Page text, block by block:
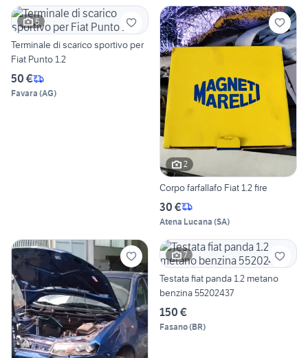
5
Terminale di scarico sportivo per
Fiat Punto 1.2
50 €
Favara (AG)
2
Corpo farfallafo Fiat 1.2 fire
30 €
Atena Lucana (SA)
7
Testata fiat panda 1.2 metano
benzina 55202437
150 €
Fasano(BR)